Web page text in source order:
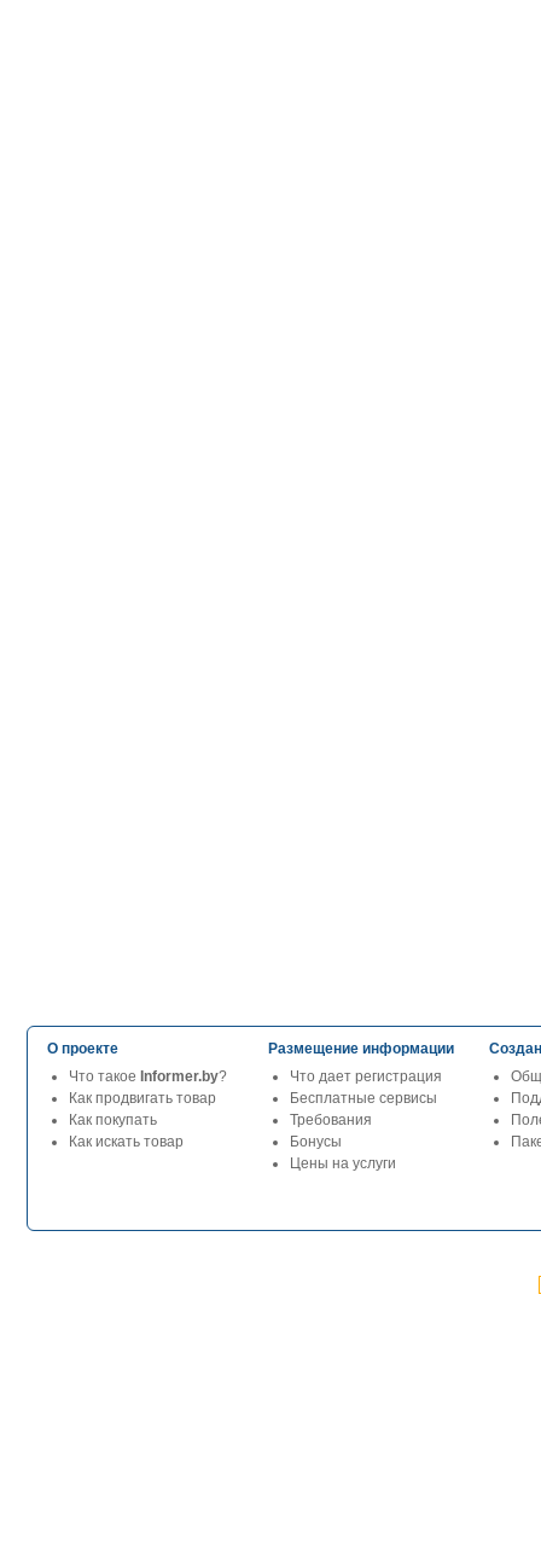
О проекте
Что такое Informer.by?
Как продвигать товар
Как покупать
Как искать товар
Размещение информации
Что дает регистрация
Бесплатные сервисы
Требования
Бонусы
Цены на услуги